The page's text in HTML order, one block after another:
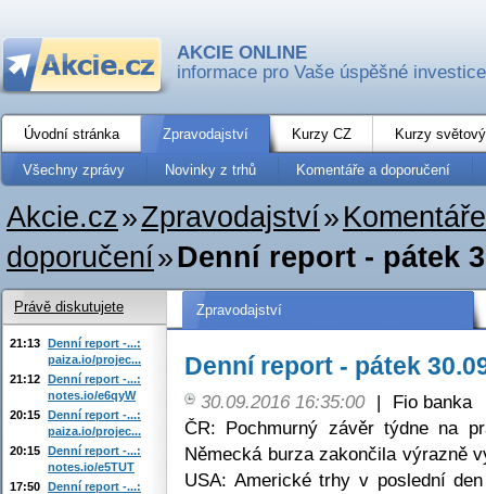
AKCIE ONLINE
informace pro Vaše úspěšné investice
Úvodní stránka Zpravodajství Kurzy CZ Kurzy
Všechny zprávy Novinky z trhů Komentáře a doporučení
Akcie.cz»Zpravodajství»
doporučení»Denní report - pátek
Zpravodajství
Denní report - pátek
30.09.2016 16:35:00 |
Fio banka
ČR: Pochmurný závěr týdne na
Německá burza zakončila výrazně
USA: Americké trhy v poslední
Právě diskutujete
21:13 Denní report -...:
paiza.io/projec...
21:12 Denní report -...:
notes.io/e6qyW
20:15 Denní report -...:
paiza.io/projec...
20:15 Denní report -...:
notes.io/e5TUT
17:50 Denní report -...: